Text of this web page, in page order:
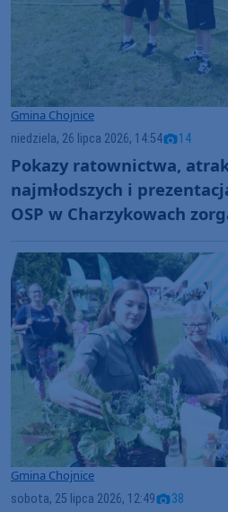
Gmina Chojnice
niedziela, 26 lipca 2026, 14:54 14
Pokazy ratownictwa,
najmłodszych i
OSP w Charzykowach
Gmina Chojnice
sobota, 25 lipca 2026, 12:49 38